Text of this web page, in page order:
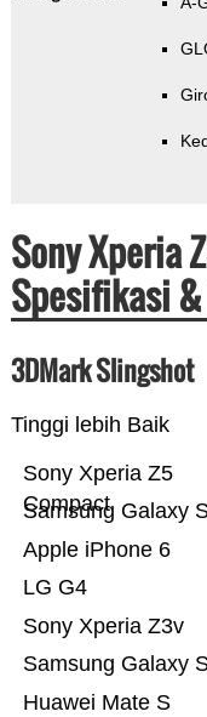
Sony Xperia
Spesifikasi
3DMark Slingshot
Tinggi lebih Baik
Huawei Mate S
Samsung Galaxy
Sony Xperia Z3v
LG G4
Apple iPhone 6
Samsung Galaxy
Sony Xperia Z5
Compact